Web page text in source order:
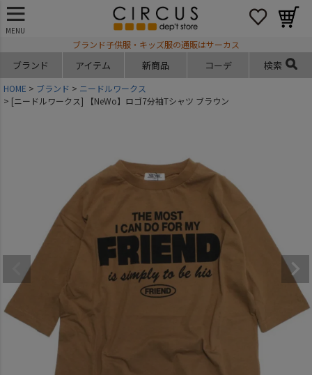
MENU
ブランド子供服・キッズ服の通販はサーカス
ブランド アイテム 新商品 コーデ 検索
HOME ブランド
ニードルワークス
[ニードルワークス] 【NeWo】ロゴ7分袖Tシャツ ブラウン